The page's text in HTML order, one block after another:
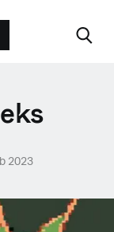
2023